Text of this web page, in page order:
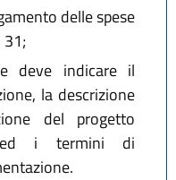
delle spese
deve indicare il
la descrizione
del progetto
ed i termini di